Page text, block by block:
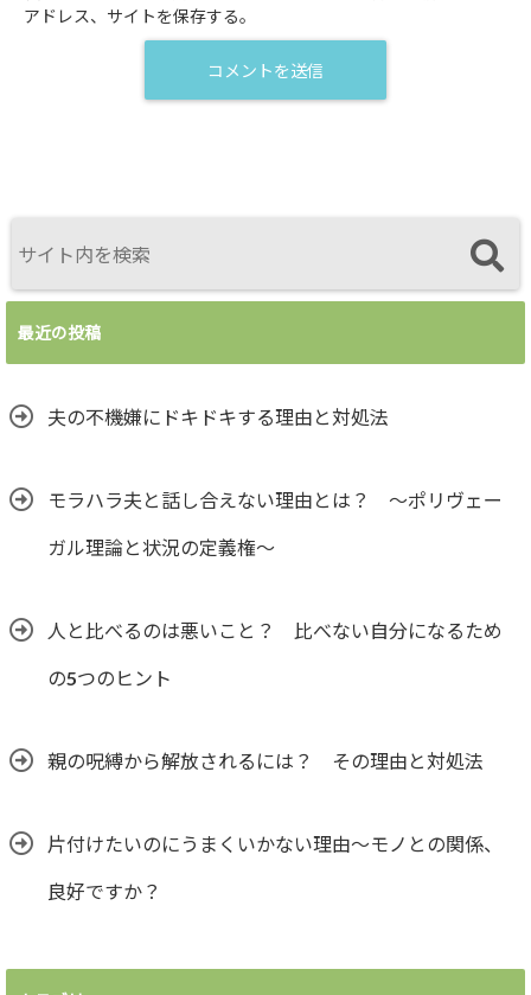
アドレス、サイトを保存する。
最近の投稿
夫の不機嫌にドキドキする理由と対処法
モラハラ夫と話し合えない理由とは？ ～ポリヴェー
ガル理論と状況の定義権～
人と比べるのは悪いこと？ 比べない自分になるため
の5つのヒント
親の呪縛から解放されるには？ その理由と対処法
片付けたいのにうまくいかない理由～モノとの関係、
良好ですか？